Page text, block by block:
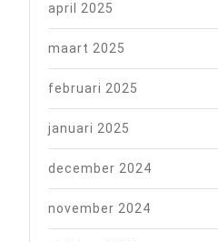
april 2025
maart 2025
februari 2025
januari 2025
december 2024
november 2024